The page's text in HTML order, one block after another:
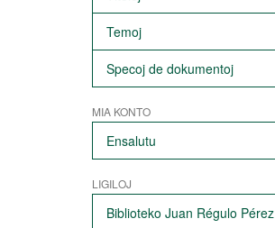
Temoj
Specoj de dokumentoj
MIA KONTO
Ensalutu
LIGILOJ
Biblioteko Juan Régulo Pérez